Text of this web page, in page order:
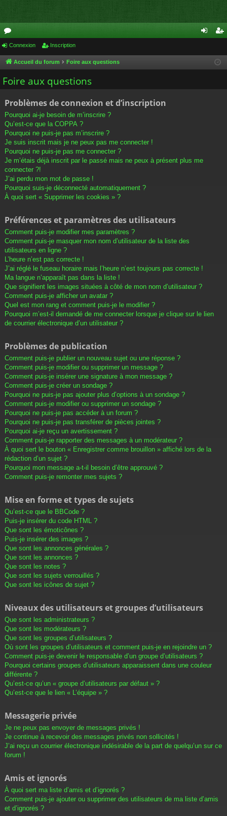
or
u
m
cri
Connexion Inscription
Accueil du forum Foire aux questions
Foire aux questions
Problèmes de connexion et d’inscription
Pourquoi ai-je besoin de m’inscrire ?
Qu’est-ce que la COPPA ?
Pourquoi ne puis-je pas m’inscrire ?
Je suis inscrit mais je ne peux pas me connecter !
Pourquoi ne puis-je pas me connecter ?
Je m’étais déjà inscrit par le passé mais ne peux à présent plus me
connecter ?!
J’ai perdu mon mot de passe !
Pourquoi suis-je déconnecté automatiquement ?
À quoi sert « Supprimer les cookies » ?
Préférences et paramètres des utilisateurs
Comment puis-je modifier mes paramètres ?
Comment puis-je masquer mon nom d’utilisateur de la liste des
utilisateurs en ligne ?
L’heure n’est pas correcte !
J’ai réglé le fuseau horaire mais l’heure n’est toujours pas correcte !
Ma langue n’apparaît pas dans la liste !
Que signifient les images situées à côté de mon nom d’utilisateur ?
Comment puis-je afficher un avatar ?
Quel est mon rang et comment puis-je le modifier ?
Pourquoi m’est-il demandé de me connecter lorsque je clique sur le lien
de courrier électronique d’un utilisateur ?
Problèmes de publication
Comment puis-je publier un nouveau sujet ou une réponse ?
Comment puis-je modifier ou supprimer un message ?
Comment puis-je insérer une signature à mon message ?
Comment puis-je créer un sondage ?
Pourquoi ne puis-je pas ajouter plus d’options à un sondage ?
Comment puis-je modifier ou supprimer un sondage ?
Pourquoi ne puis-je pas accéder à un forum ?
Pourquoi ne puis-je pas transférer de pièces jointes ?
Pourquoi ai-je reçu un avertissement ?
Comment puis-je rapporter des messages à un modérateur ?
À quoi sert le bouton « Enregistrer comme brouillon » affiché lors de la
rédaction d’un sujet ?
Pourquoi mon message a-t-il besoin d’être approuvé ?
Comment puis-je remonter mes sujets ?
Mise en forme et types de sujets
Qu’est-ce que le BBCode ?
Puis-je insérer du code HTML ?
Que sont les émoticônes ?
Puis-je insérer des images ?
Que sont les annonces générales ?
Que sont les annonces ?
Que sont les notes ?
Que sont les sujets verrouillés ?
Que sont les icônes de sujet ?
Niveaux des utilisateurs et groupes d’utilisateurs
Que sont les administrateurs ?
Que sont les modérateurs ?
Que sont les groupes d’utilisateurs ?
Où sont les groupes d’utilisateurs et comment puis-je en rejoindre un ?
Comment puis-je devenir le responsable d’un groupe d’utilisateurs ?
Pourquoi certains groupes d’utilisateurs apparaissent dans une couleur
différente ?
Qu’est-ce qu’un « groupe d’utilisateurs par défaut » ?
Qu’est-ce que le lien « L’équipe » ?
Messagerie privée
Je ne peux pas envoyer de messages privés !
Je continue à recevoir des messages privés non sollicités !
J’ai reçu un courrier électronique indésirable de la part de quelqu’un sur ce
forum !
Amis et ignorés
À quoi sert ma liste d’amis et d’ignorés ?
Comment puis-je ajouter ou supprimer des utilisateurs de ma liste d’amis
et d’ignorés ?